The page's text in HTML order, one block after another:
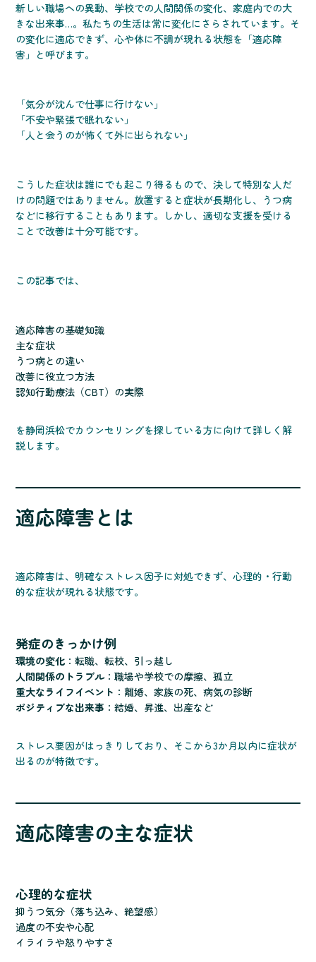
新しい職場への異動、学校での人間関係の変化、家庭内での大
きな出来事…。私たちの生活は常に変化にさらされています。そ
の変化に適応できず、心や体に不調が現れる状態を「適応障
害」と呼びます。
「気分が沈んで仕事に行けない」
「不安や緊張で眠れない」
「人と会うのが怖くて外に出られない」
こうした症状は誰にでも起こり得るもので、決して特別な人だ
けの問題ではありません。放置すると症状が長期化し、うつ病
などに移行することもあります。しかし、適切な支援を受ける
ことで改善は十分可能です。
この記事では、
適応障害の基礎知識
主な症状
うつ病との違い
改善に役立つ方法
認知行動療法（CBT）の実際
を静岡浜松でカウンセリングを探している方に向けて詳しく解
説します。
適応障害とは
適応障害は、明確なストレス因子に対処できず、心理的・行動
的な症状が現れる状態です。
発症のきっかけ例
環境の変化 ：転職、転校、引っ越し
人間関係のトラブル：職場や学校での摩擦、孤立
重大なライフイベント ：離婚、家族の死、病気の診断
ポジティブな出来事 ：結婚、昇進、出産など
ストレス要因がはっきりしており、そこから3か月以内に症状が
出るのが特徴です。
適応障害の主な症状
心理的な症状
抑うつ気分（落ち込み、絶望感）
過度の不安や心配
イライラや怒りやすさ